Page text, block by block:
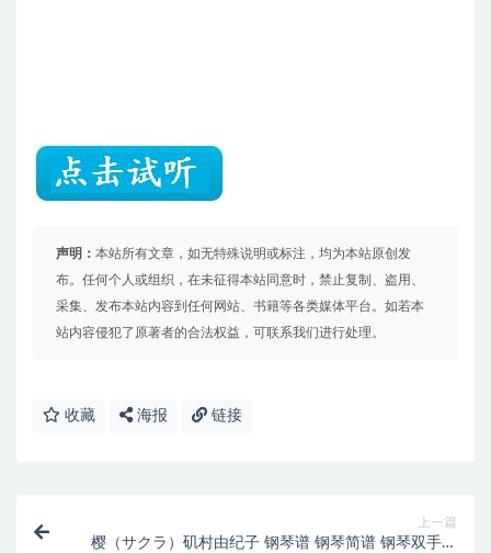
声明： 本站所有文章，如无特殊说明或标注，均为本站原创发
布。任何个人或组织，在未征得本站同意时，禁止复制、盗用、
采集、发布本站内容到任何网站、书籍等各类媒体平台。如若本
站内容侵犯了原著者的合法权益，可联系我们进行处理。
收藏 海报 链接
上一篇
樱（サクラ）矶村由纪子 钢琴谱 钢琴简谱 钢琴双手简